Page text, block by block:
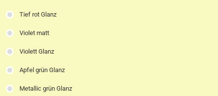
Tief rot Glanz
Violet matt
Violett Glanz
Apfel grün Glanz
Metallic grün Glanz